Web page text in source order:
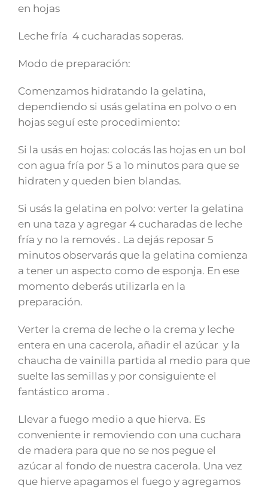
en hojas
Leche fría 4 cucharadas soperas.
Modo de preparación:
Comenzamos hidratando la gelatina,
dependiendo si usás gelatina en polvo o en
hojas seguí este procedimiento:
Si la usás en hojas: colocás las hojas en un bol
con agua fría por 5 a 1o minutos para que se
hidraten y queden bien blandas.
Si usás la gelatina en polvo: verter la gelatina
en una taza y agregar 4 cucharadas de leche
fría y no la removés . La dejás reposar 5
minutos observarás que la gelatina comienza
a tener un aspecto como de esponja. En ese
momento deberás utilizarla en la
preparación.
Verter la crema de leche o la crema y leche
entera en una cacerola, añadir el azúcar y la
chaucha de vainilla partida al medio para que
suelte las semillas y por consiguiente el
fantástico aroma .
Llevar a fuego medio a que hierva. Es
conveniente ir removiendo con una cuchara
de madera para que no se nos pegue el
azúcar al fondo de nuestra cacerola. Una vez
que hierve apagamos el fuego y agregamos